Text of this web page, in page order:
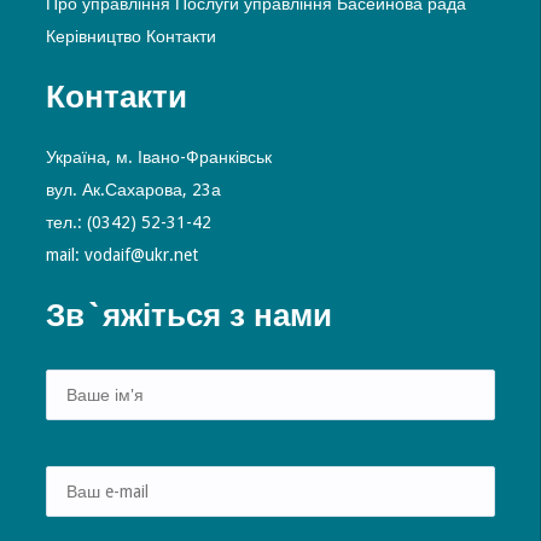
Керівництво Контакти
Контакти
Україна, м. Івано-Франківськ
вул. Ак.Сахарова, 23а
тел.: (0342) 52-31-42
mail: vodaif@ukr.net
Зв`яжіться з нами